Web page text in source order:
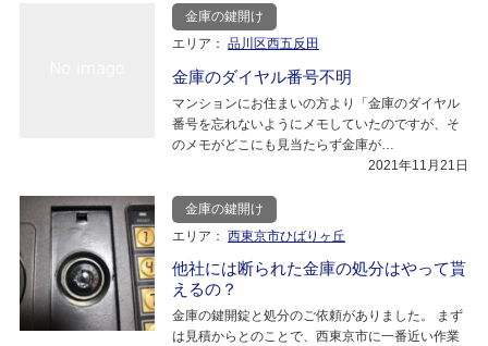
金庫の鍵開け
エリア： 品川区西五反田
金庫のダイヤル番号不明
マンションにお住まいの方より「金庫のダイヤル
番号を忘れないようにメモしていたのですが、そ
のメモがどこにも見当たらず金庫が…
2021年11月21日
金庫の鍵開け
エリア： 西東京市ひばりヶ丘
他社には断られた金庫の処分はやって貰
えるの？
金庫の鍵開錠と処分のご依頼がありました。 まず
は見積からとのことで、西東京市に一番近い作業